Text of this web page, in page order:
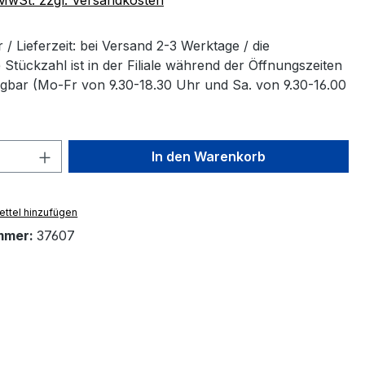
/ Lieferzeit: bei Versand 2-3 Werktage / die
Stückzahl ist in der Filiale während der Öffnungszeiten
(Mo-Fr von 9.30-18.30 Uhr und Sa. von 9.30-16.00
Anzahl: Gib den gewünschten Wert
In den Warenkorb
hinzufügen
37607